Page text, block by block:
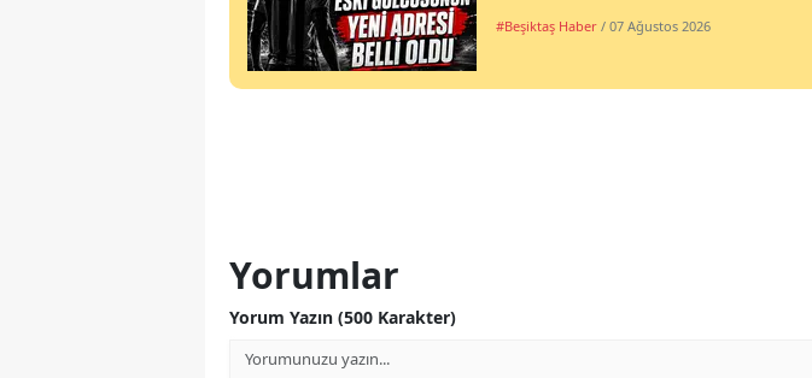
#Beşiktaş Haber / 07 Ağustos 2026
Yorumlar
Yorum Yazın (500 Karakter)